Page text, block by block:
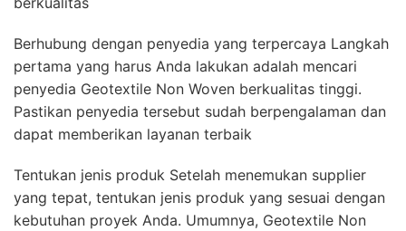
Berhubung dengan penyedia yang terpercaya Langkah
pertama yang harus Anda lakukan adalah mencari
penyedia Geotextile Non Woven berkualitas tinggi.
Pastikan penyedia tersebut sudah berpengalaman dan
dapat memberikan layanan terbaik
Tentukan jenis produk Setelah menemukan supplier
yang tepat, tentukan jenis produk yang sesuai dengan
kebutuhan proyek Anda. Umumnya, Geotextile Non